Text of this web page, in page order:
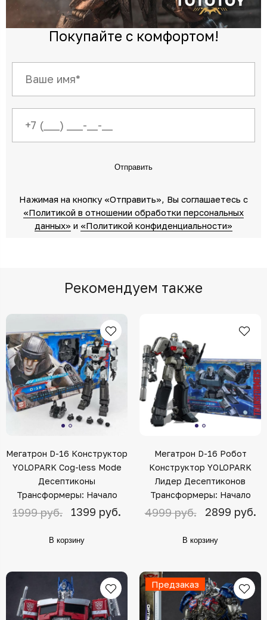
Покупайте с комфортом!
Отправить
Нажимая на кнопку «Отправить»‎, Вы соглашаетесь c
«Политикой в отношении обработки персональных
данных»‎ ‎ и «Политикой конфиденциальности»
Рекомендуем также
Мегатрон D-16 Конструктор
YOLOPARK Cog-less Mode
Десептиконы
Трансформеры: Начало
1999 руб. 1399 руб.
В корзину
Мегатрон D-16 Робот
Конструктор YOLOPARK
Лидер Десептиконов
Трансформеры: Начало
4999 руб. 2899 руб.
В корзину
Предзаказ